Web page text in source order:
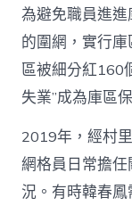
為避免職員進
的圍網，實行庫
區被細分紅160
失業”成為庫區
2019年，經村
網格員日常擔
況。有時韓春